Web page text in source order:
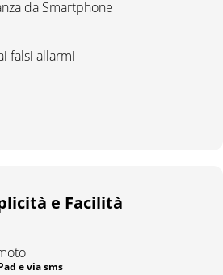
da Smartphone
falsi allarmi
e Facilità
e via sms